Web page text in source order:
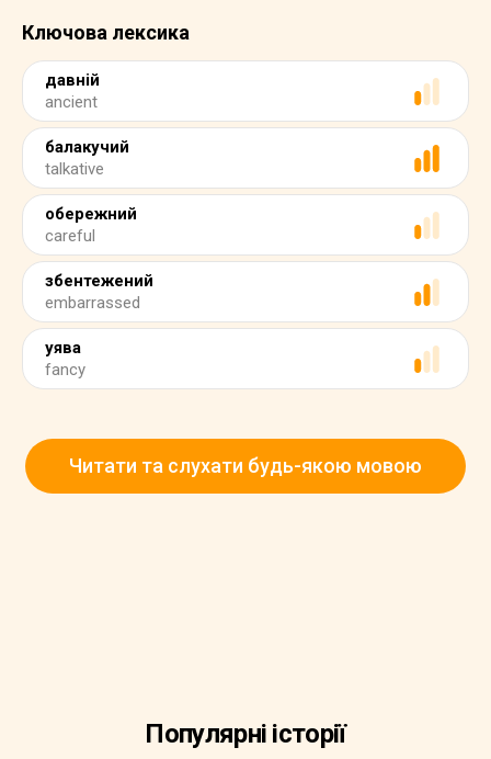
Ключова лексика
давній
ancient
балакучий
talkative
обережний
careful
збентежений
embarrassed
уява
fancy
Читати та слухати будь-якою мовою
Популярні історії